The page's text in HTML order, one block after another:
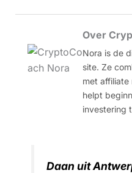
Over
Nora is de
site. Ze
met affiliate
helpt
investering
Daan uit